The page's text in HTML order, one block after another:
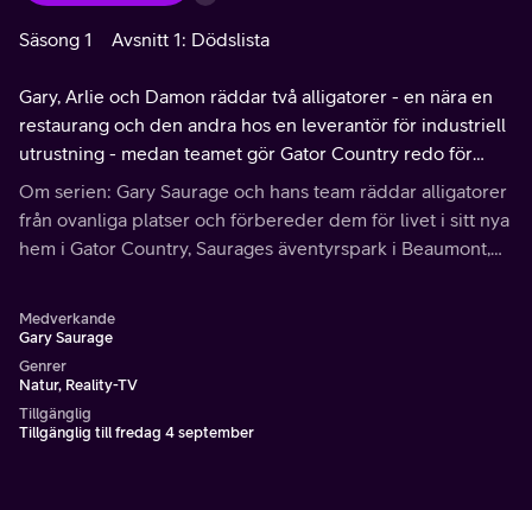
Säsong 1 Avsnitt 1: Dödslista
Gary, Arlie och Damon räddar två alligatorer - en nära en
restaurang och den andra hos en leverantör för industriell
utrustning - medan teamet gör Gator Country redo för
årets mest hektiska dag.
Om serien: Gary Saurage och hans team räddar alligatorer
från ovanliga platser och förbereder dem för livet i sitt nya
hem i Gator Country, Saurages äventyrspark i Beaumont,
Medverkande
Gary Saurage
Genrer
Natur, Reality-TV
Tillgänglig
Tillgänglig till fredag 4 september